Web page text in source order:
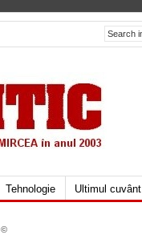
Tehnologie Ultimul cuvânt
©